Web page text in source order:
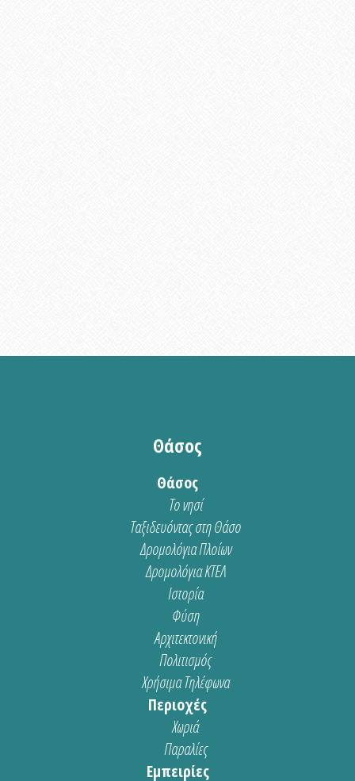
Θάσος
Θάσος
Το νησί
Ταξιδευόντας στη Θάσο
Δρομολόγια Πλοίων
Δρομολόγια ΚΤΕΛ
Ιστορία
Φύση
Αρχιτεκτονική
Πολιτισμός
Χρήσιμα Τηλέφωνα
Περιοχές
Χωριά
Παραλίες
Εμπειρίες